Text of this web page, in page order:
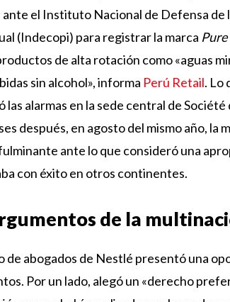
el Instituto Nacional de Defensa de
(Indecopi) para registrar la marca
de alta rotación como «aguas
sin alcohol», informa Perú Retail. Lo
las alarmas en la sede central de
después, en agosto del mismo año,
ante lo que consideró una
con éxito en otros continentes.
de la
de abogados de Nestlé presentó una
Por un lado, alegó un «derecho